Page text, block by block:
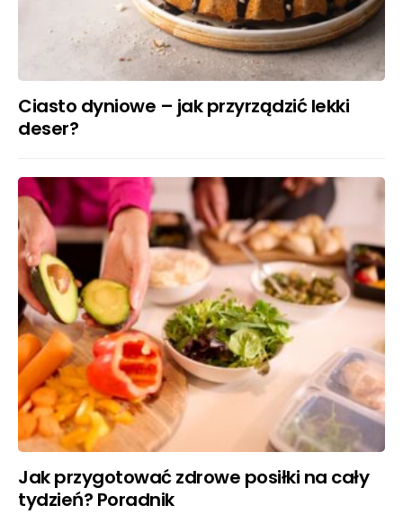
Ciasto dyniowe – jak przyrządzić lekki
deser?
Jak przygotować zdrowe posiłki na cały
tydzień? Poradnik